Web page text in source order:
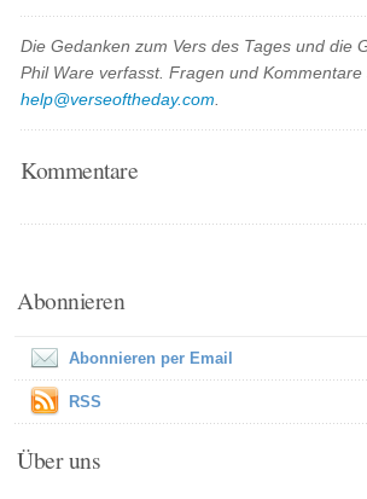
Die Gedanken zum Vers des Tages und die
Phil Ware verfasst. Fragen und
help@verseoftheday.com
Kommentare
Abonnieren
Abonnieren per Email
RSS
Über uns